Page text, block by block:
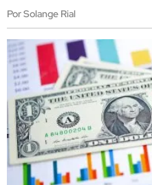
Por Solange Rial